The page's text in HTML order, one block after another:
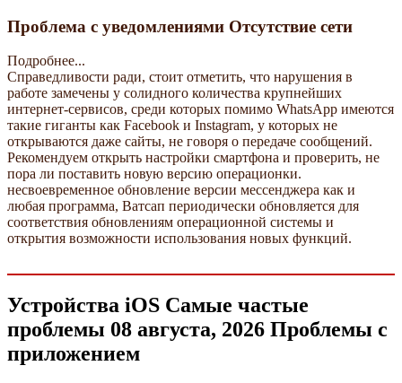
Проблема с уведомлениями Отсутствие сети
Подробнее...
Справедливости ради, стоит отметить, что нарушения в
работе замечены у солидного количества крупнейших
интернет-сервисов, среди которых помимо WhatsApp имеются
такие гиганты как Facebook и Instagram, у которых не
открываются даже сайты, не говоря о передаче сообщений.
Рекомендуем открыть настройки смартфона и проверить, не
пора ли поставить новую версию операционки.
несвоевременное обновление версии мессенджера как и
любая программа, Ватсап периодически обновляется для
соответствия обновлениям операционной системы и
открытия возможности использования новых функций.
Устройства iOS Самые частые
проблемы 08 августа, 2026 Проблемы с
приложением